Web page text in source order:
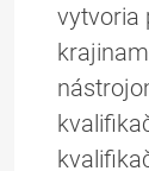
vytvoria